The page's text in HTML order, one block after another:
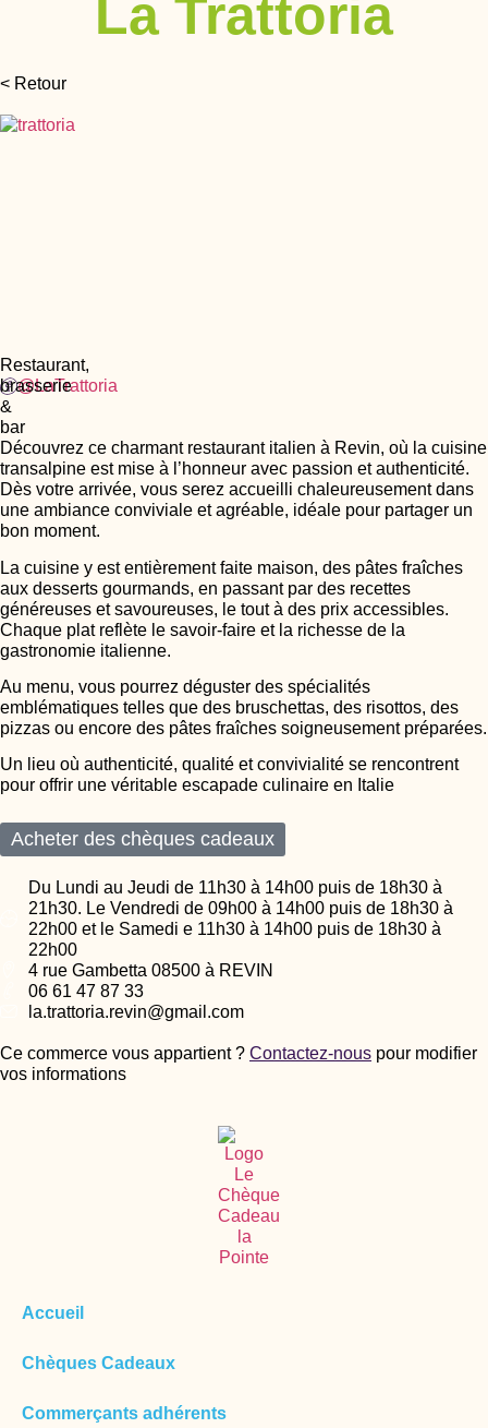
La Trattoria
< Retour
Restaurant,
brasserie
&
bar
@LaTrattoria
Découvrez ce charmant restaurant italien à Revin, où la cuisine
transalpine est mise à l’honneur avec passion et authenticité.
Dès votre arrivée, vous serez accueilli chaleureusement dans
une ambiance conviviale et agréable, idéale pour partager un
bon moment.
La cuisine y est entièrement faite maison, des pâtes fraîches
aux desserts gourmands, en passant par des recettes
généreuses et savoureuses, le tout à des prix accessibles.
Chaque plat reflète le savoir-faire et la richesse de la
gastronomie italienne.
Au menu, vous pourrez déguster des spécialités
emblématiques telles que des bruschettas, des risottos, des
pizzas ou encore des pâtes fraîches soigneusement préparées.
Un lieu où authenticité, qualité et convivialité se rencontrent
pour offrir une véritable escapade culinaire en Italie
Acheter des chèques cadeaux
Du Lundi au Jeudi de 11h30 à 14h00 puis de 18h30 à
21h30. Le Vendredi de 09h00 à 14h00 puis de 18h30 à
22h00 et le Samedi e 11h30 à 14h00 puis de 18h30 à
22h00
4 rue Gambetta 08500 à REVIN
06 61 47 87 33
la.trattoria.revin@gmail.com
Ce commerce vous appartient ? Contactez-nous pour modifier
vos informations
Accueil
Chèques Cadeaux
Commerçants adhérents